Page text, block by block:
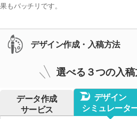
果もバッチリです。
デザイン作成・入稿方法
選べる３つの入稿
データ作成
サービス
デザイン
シミュレータ